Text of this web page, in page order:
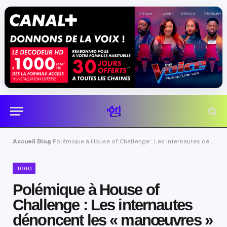
Accueil Blog Polémique à House of Challenge : Les internautes dénoncent les « manœuvres » de Bovann
TOGO
Polémique à House of
Challenge : Les internautes
dénoncent les « manœuvres »